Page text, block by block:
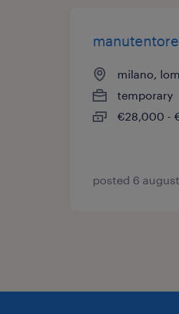
milano,
temporary
€28,000 -
posted 6